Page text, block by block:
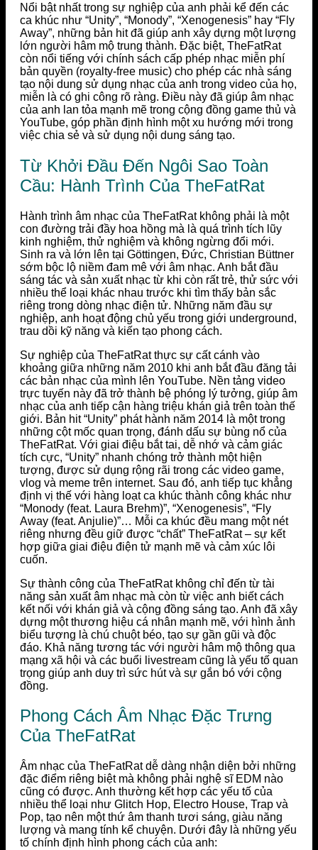
Nổi bật nhất trong sự nghiệp của anh phải kể đến các
ca khúc như “Unity”, “Monody”, “Xenogenesis” hay “Fly
Away”, những bản hit đã giúp anh xây dựng một lượng
lớn người hâm mộ trung thành. Đặc biệt, TheFatRat
còn nổi tiếng với chính sách cấp phép nhạc miễn phí
bản quyền (royalty-free music) cho phép các nhà sáng
tạo nội dung sử dụng nhạc của anh trong video của họ,
miễn là có ghi công rõ ràng. Điều này đã giúp âm nhạc
của anh lan tỏa mạnh mẽ trong cộng đồng game thủ và
YouTube, góp phần định hình một xu hướng mới trong
việc chia sẻ và sử dụng nội dung sáng tạo.
Từ Khởi Đầu Đến Ngôi Sao Toàn
Cầu: Hành Trình Của TheFatRat
Hành trình âm nhạc của TheFatRat không phải là một
con đường trải đầy hoa hồng mà là quá trình tích lũy
kinh nghiệm, thử nghiệm và không ngừng đổi mới.
Sinh ra và lớn lên tại Göttingen, Đức, Christian Büttner
sớm bộc lộ niềm đam mê với âm nhạc. Anh bắt đầu
sáng tác và sản xuất nhạc từ khi còn rất trẻ, thử sức với
nhiều thể loại khác nhau trước khi tìm thấy bản sắc
riêng trong dòng nhạc điện tử. Những năm đầu sự
nghiệp, anh hoạt động chủ yếu trong giới underground,
trau dồi kỹ năng và kiến tạo phong cách.
Sự nghiệp của TheFatRat thực sự cất cánh vào
khoảng giữa những năm 2010 khi anh bắt đầu đăng tải
các bản nhạc của mình lên YouTube. Nền tảng video
trực tuyến này đã trở thành bệ phóng lý tưởng, giúp âm
nhạc của anh tiếp cận hàng triệu khán giả trên toàn thế
giới. Bản hit “Unity” phát hành năm 2014 là một trong
những cột mốc quan trọng, đánh dấu sự bùng nổ của
TheFatRat. Với giai điệu bắt tai, dễ nhớ và cảm giác
tích cực, “Unity” nhanh chóng trở thành một hiện
tượng, được sử dụng rộng rãi trong các video game,
vlog và meme trên internet. Sau đó, anh tiếp tục khẳng
định vị thế với hàng loạt ca khúc thành công khác như
“Monody (feat. Laura Brehm)”, “Xenogenesis”, “Fly
Away (feat. Anjulie)”… Mỗi ca khúc đều mang một nét
riêng nhưng đều giữ được “chất” TheFatRat – sự kết
hợp giữa giai điệu điện tử mạnh mẽ và cảm xúc lôi
cuốn.
Sự thành công của TheFatRat không chỉ đến từ tài
năng sản xuất âm nhạc mà còn từ việc anh biết cách
kết nối với khán giả và cộng đồng sáng tạo. Anh đã xây
dựng một thương hiệu cá nhân mạnh mẽ, với hình ảnh
biểu tượng là chú chuột béo, tạo sự gần gũi và độc
đáo. Khả năng tương tác với người hâm mộ thông qua
mạng xã hội và các buổi livestream cũng là yếu tố quan
trọng giúp anh duy trì sức hút và sự gắn bó với cộng
đồng.
Phong Cách Âm Nhạc Đặc Trưng
Của TheFatRat
Âm nhạc của TheFatRat dễ dàng nhận diện bởi những
đặc điểm riêng biệt mà không phải nghệ sĩ EDM nào
cũng có được. Anh thường kết hợp các yếu tố của
nhiều thể loại như Glitch Hop, Electro House, Trap và
Pop, tạo nên một thứ âm thanh tươi sáng, giàu năng
lượng và mang tính kể chuyện. Dưới đây là những yếu
tố chính định hình phong cách của anh: